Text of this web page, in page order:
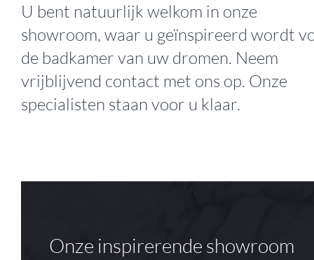
U bent natuurlijk welkom in onze
showroom, waar u geïnspireerd wordt
de badkamer van uw dromen. Neem
vrijblijvend contact met ons op. Onze
specialisten staan voor u klaar.
Onze inspirerende showroom